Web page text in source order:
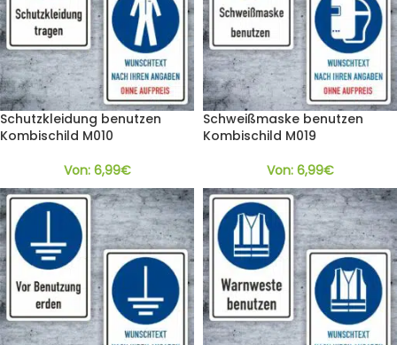
Schutzkleidung benutzen
Kombischild M010
Von: 6,99€
Schweißmaske benutzen
Kombischild M019
Von: 6,99€